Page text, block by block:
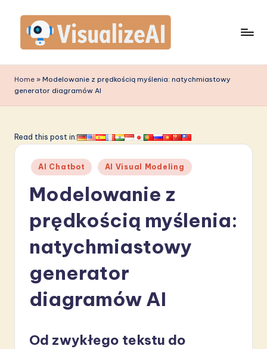
content
is
u
li
A
Home » Modelowanie z prędkością myślenia: natychmiastowy
generator diagramów AI
Read this post in:
Posted
in
AI Chatbot AI Visual Modeling
Modelowanie z
prędkością myślenia:
natychmiastowy
generator
diagramów AI
Od zwykłego tekstu do